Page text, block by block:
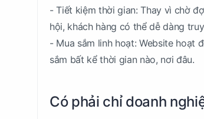
- Tiết kiệm thời gian: Thay vì chờ
hội, khách hàng có thể dễ dàng
- Mua sắm linh hoạt: Website hoạt
sắm bất kể thời gian nào, nơi đâu.
Có phải chỉ doanh